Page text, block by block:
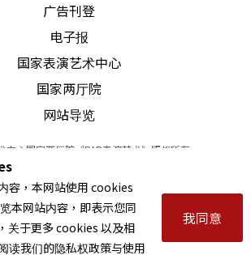
起牵手围成圈，进行类似仪式的歌
用身体的行为，召唤那个不可见、
史为尺度的行为？
思考的另一件事有关。行为艺术在
争运动的渊源很深，很多团体都会
行动剧」，其中不乏有经验的行
想到个人观赏即兴舞蹈的经验，
我的观赏经验中，许多年轻的即
广告刊登
电子报
国家表演艺术中心
国家两厅院
网站导览
中心国家两厅院《PAR表演艺术》版权所有
arts redefined. All Rights Reserved
编号 Tax Id number 00973926
演出资讯，如有异动应以主办单位公告为准。
务条款｜隐私权声明｜著作权声明
容，本网站使用 cookies
本网站内容，即表示您同
关于更多 cookies 以及相
读我们的隐私权政策与使用
我同意